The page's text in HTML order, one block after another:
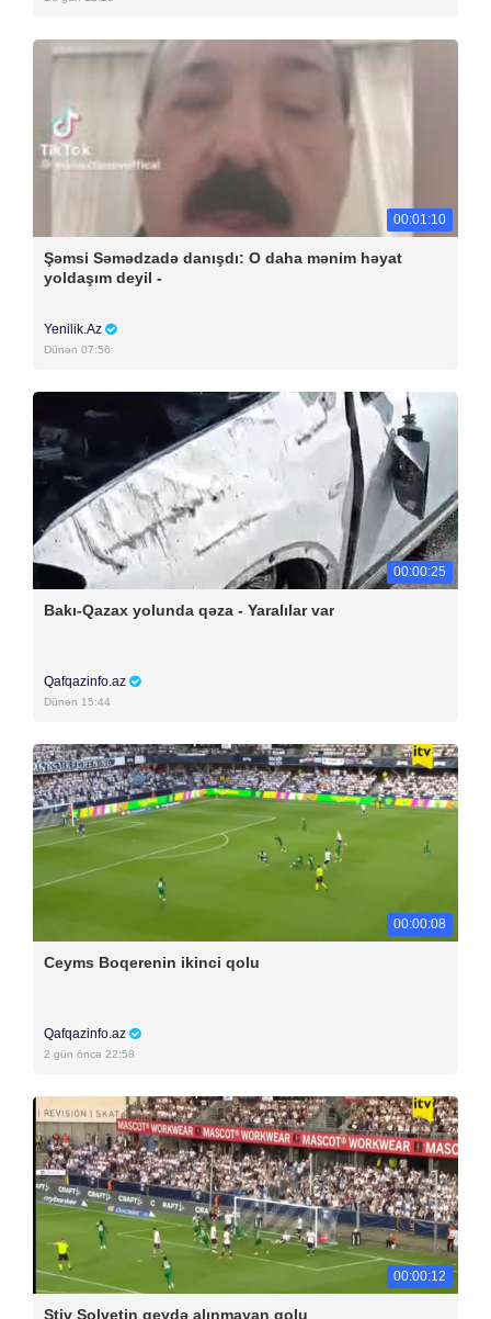
00:01:10
Şəmsi Səmədzadə danışdı: O daha mənim həyat
yoldaşım deyil -
Yenilik.Az
Dünən 07:56
00:00:25
Bakı-Qazax yolunda qəza - Yaralılar var
Qafqazinfo.az
Dünən 15:44
00:00:08
Ceyms Boqerenin ikinci qolu
Qafqazinfo.az
2 gün öncə 22:58
00:00:12
Stiv Solvetin qeydə alınmayan qolu